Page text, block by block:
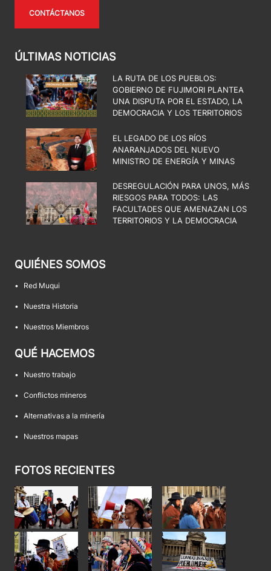
CONTÁCTANOS
ÚLTIMAS NOTICIAS
LA RUTA DE LOS PUEBLOS:
GOBIERNO DE FUJIMORI PLANTEA
UNA DISPUTA POR EL ESTADO, LA
DEMOCRACIA Y LOS TERRITORIOS
EL LEGADO DE LOS RÍOS
ANARANJADOS DEL NUEVO
MINISTRO DE ENERGÍA Y MINAS
DESREGULACIÓN PARA UNOS, MÁS
RIESGOS PARA TODOS: LAS
FACULTADES QUE AMENAZAN LOS
TERRITORIOS Y LA DEMOCRACIA
QUIÉNES SOMOS
• Red Muqui
• Nuestra Historia
• Nuestros Miembros
QUÉ HACEMOS
• Nuestro trabajo
• Conflictos mineros
• Alternativas a la minería
• Nuestros mapas
FOTOS RECIENTES